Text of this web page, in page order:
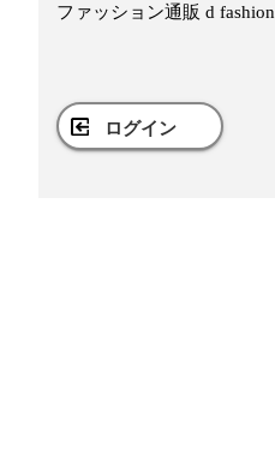
ファッション通販 d fashion
ログイン